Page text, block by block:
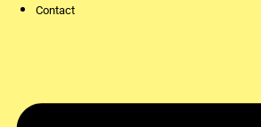
Contact